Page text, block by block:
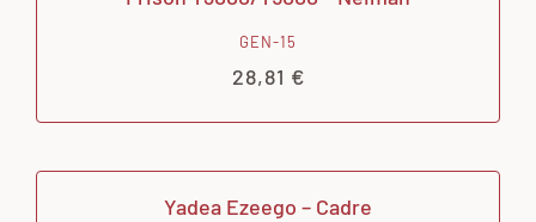
GEN-15
28,81 €
Yadea Ezeego – Cadre